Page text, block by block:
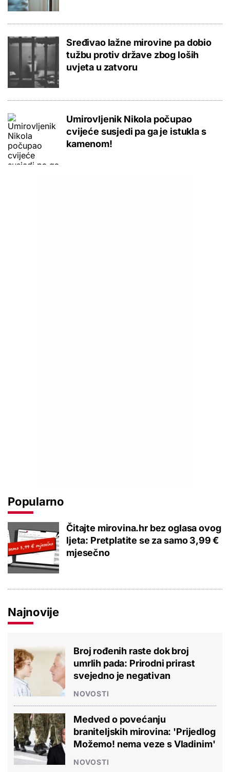
Sređivao lažne mirovine pa dobio
tužbu protiv države zbog loših
uvjeta u zatvoru
Umirovljenik Nikola počupao
cvijeće susjedi pa ga je istukla s
kamenom!
Popularno
Čitajte mirovina.hr bez oglasa ovog
ljeta: Pretplatite se za samo 3,99 €
mjesečno
Najnovije
Broj rođenih raste dok broj
umrlih pada: Prirodni prirast
svejedno je negativan
NOVOSTI
Medved o povećanju
braniteljskih mirovina: 'Prijedlog
Možemo! nema veze s Vladinim'
NOVOSTI